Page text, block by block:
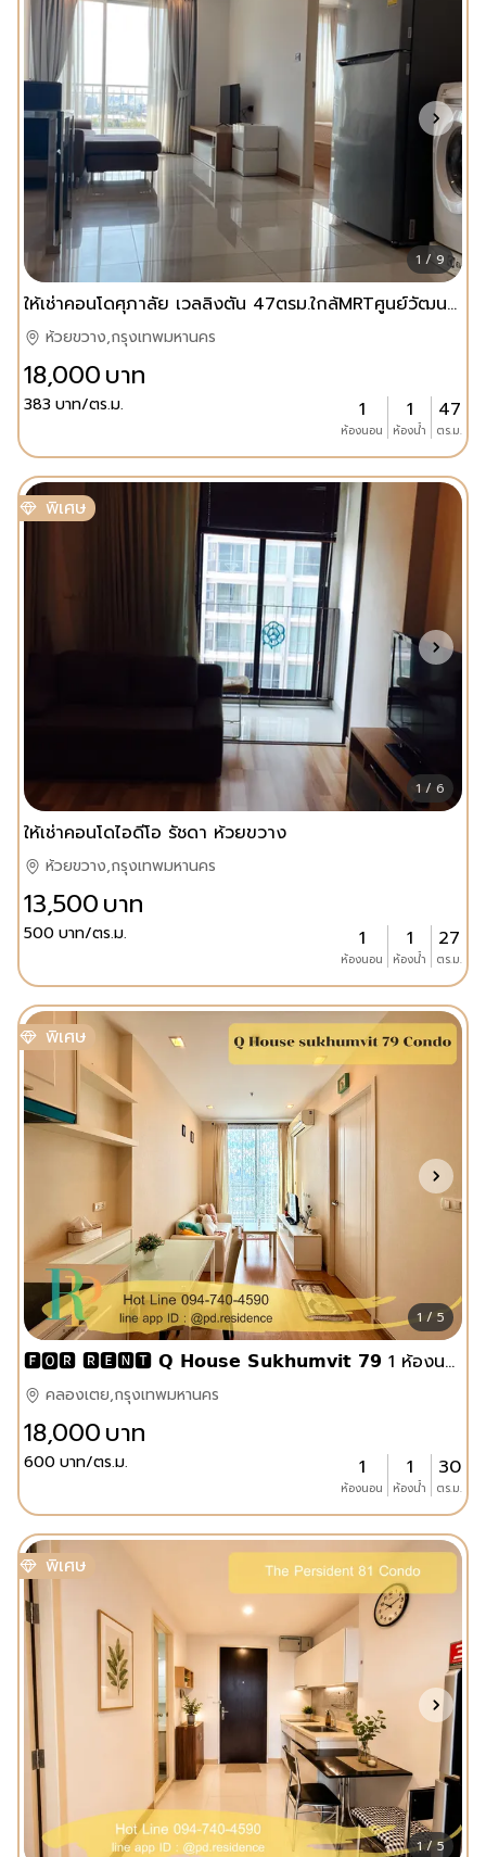
1 / 9
ให้เช่าคอนโดศุภาลัย เวลลิงตัน 47ตรม.ใกล้MRTศูนย์วัฒนธรรม
ห้วยขวาง,กรุงเทพมหานคร
18,000บาท
383 บาท/ตร.ม. 1
ห้องนอน
1
ห้องน้ำ
47
ตร.ม.
พิเศษ
1 / 6
ให้เช่าคอนโดไอดีโอ รัชดา ห้วยขวาง
ห้วยขวาง,กรุงเทพมหานคร
13,500บาท
500 บาท/ตร.ม. 1
ห้องนอน
1
ห้องน้ำ
27
ตร.ม.
พิเศษ
1 / 5
🅵🅾️🆁 🆁🅴🅽🆃 𝗤 𝗛𝗼𝘂𝘀𝗲 𝗦𝘂𝗸𝗵𝘂𝗺𝘃𝗶𝘁 𝟳𝟵 1 ห้องนอน 1 ห้องน้ำ ขนาด 30 ตร.ม.
คลองเตย,กรุงเทพมหานคร
18,000บาท
600 บาท/ตร.ม. 1
ห้องนอน
1
ห้องน้ำ
30
ตร.ม.
พิเศษ
1 / 5